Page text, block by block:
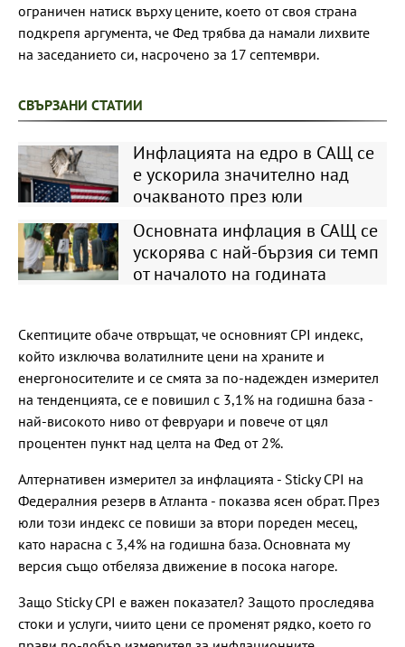
ограничен натиск върху цените, което от своя страна
подкрепя аргумента, че Фед трябва да намали лихвите
на заседанието си, насрочено за 17 септември.
СВЪРЗАНИ СТАТИИ
Инфлацията на едро в САЩ се
е ускорила значително над
очакваното през юли
Основната инфлация в САЩ се
ускорява с най-бързия си темп
от началото на годината
Скептиците обаче отвръщат, че основният CPI индекс,
който изключва волатилните цени на храните и
енергоносителите и се смята за по-надежден измерител
на тенденцията, се е повишил с 3,1% на годишна база -
най-високото ниво от февруари и повече от цял
процентен пункт над целта на Фед от 2%.
Алтернативен измерител за инфлацията - Sticky CPI на
Федералния резерв в Атланта - показва ясен обрат. През
юли този индекс се повиши за втори пореден месец,
като нарасна с 3,4% на годишна база. Основната му
версия също отбеляза движение в посока нагоре.
Защо Sticky CPI е важен показател? Защото проследява
стоки и услуги, чиито цени се променят рядко, което го